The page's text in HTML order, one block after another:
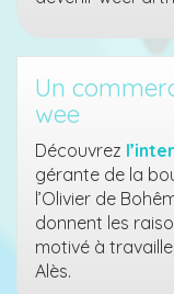
Un
wee
Découvrez
gérante de la
l’Olivier de
donnent les
motivé à
Alès.